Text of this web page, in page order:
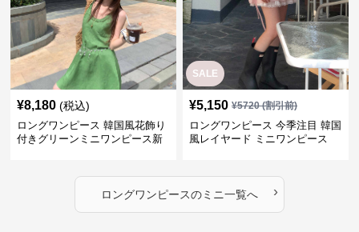
¥8,180 (税込)
ロングワンピース 韓国風花飾り
付きグリーンミニワンピース新
SALE
¥5,150 ¥5720(割引前)
ロングワンピース 今季注目 韓国
風レイヤード ミニワンピース
ロングワンピースのミニ一覧へ ›